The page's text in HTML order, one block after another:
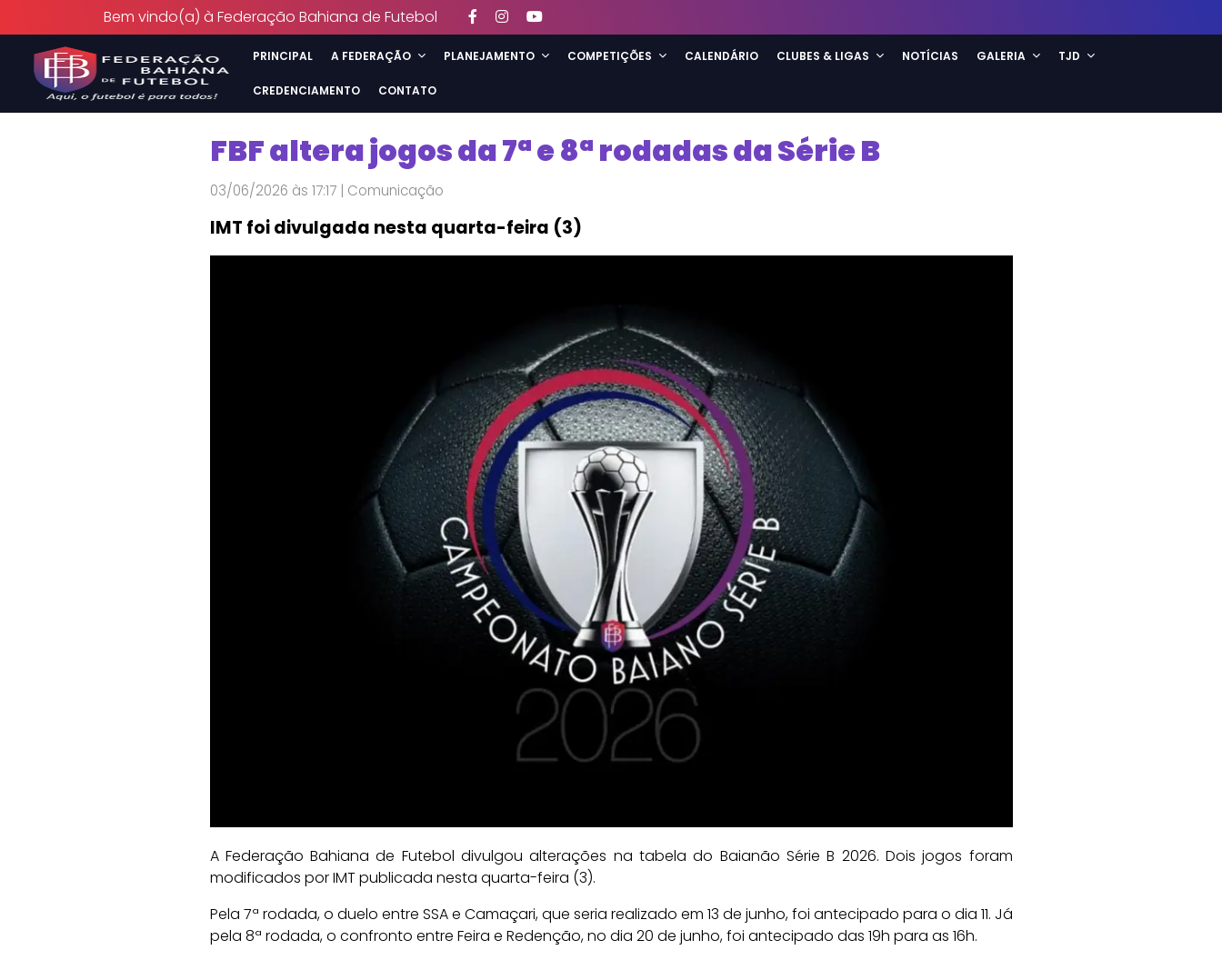
Bem vindo(a) à Federação Bahiana de Futebol
PRINCIPAL A FEDERAÇÃO PLANEJAMENTO COMPETIÇÕES CALENDÁRIO CLUBES & LIGAS NOTÍCIAS GALERIA TJD
CREDENCIAMENTO CONTATO
FBF altera jogos da 7ª e 8ª rodadas da Série B
03/06/2026 às 17:17 | Comunicação
IMT foi divulgada nesta quarta-feira (3)
A Federação Bahiana de Futebol divulgou alterações na tabela do Baianão Série B 2026. Dois jogos foram
modificados por IMT publicada nesta quarta-feira (3).
Pela 7ª rodada, o duelo entre SSA e Camaçari, que seria realizado em 13 de junho, foi antecipado para o dia 11. Já
pela 8ª rodada, o confronto entre Feira e Redenção, no dia 20 de junho, foi antecipado das 19h para as 16h.